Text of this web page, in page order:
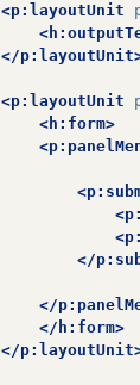
<p:layoutUnit
</
<p:layoutUnit
<h:form>
</
</
</h:form>
</